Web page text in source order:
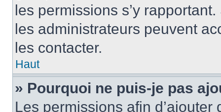
les permissions s’y
les administrateurs peuvent
les contacter.
Haut
» Pourquoi ne puis-je pas
Les permissions afin